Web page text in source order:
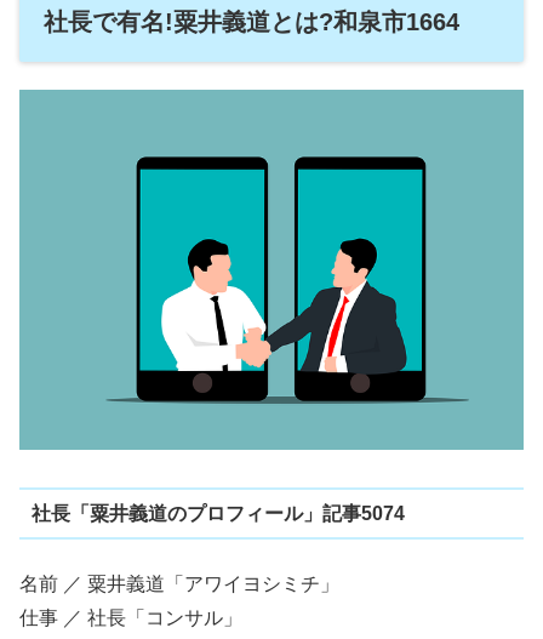
社長で有名!粟井義道とは?和泉市1664
社長「粟井義道のプロフィール」記事5074
名前 ／ 粟井義道「アワイヨシミチ」
仕事 ／ 社長「コンサル」